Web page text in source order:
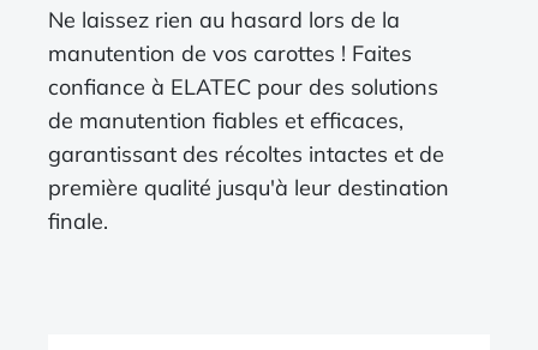
Ne laissez rien au hasard lors de la
manutention de vos carottes ! Faites
confiance à ELATEC pour des solutions
de manutention fiables et efficaces,
garantissant des récoltes intactes et de
première qualité jusqu'à leur destination
finale.